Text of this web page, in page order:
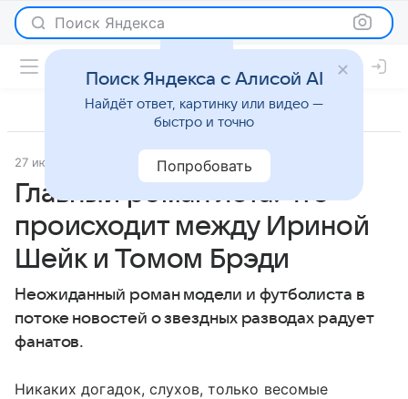
Поиск Яндекса
27 июля 2023 История успеха
Главный роман лета: что
происходит между Ириной
Шейк и Томом Брэди
Неожиданный роман модели и футболиста в
потоке новостей о звездных разводах радует
фанатов.
Никаких догадок, слухов, только весомые
Поиск Яндекса с Алисой AI
Найдёт ответ, картинку или видео —
быстро и точно
Попробовать